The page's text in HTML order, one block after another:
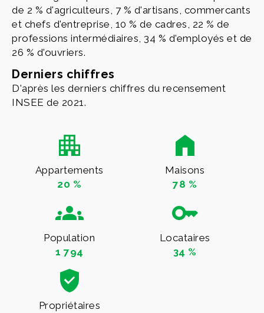
de 2 % d'agriculteurs, 7 % d'artisans, commercants
et chefs d'entreprise, 10 % de cadres, 22 % de
professions intermédiaires, 34 % d'employés et de
26 % d'ouvriers.
Derniers chiffres
D'après les derniers chiffres du recensement
INSEE de 2021.
Appartements
20 %
Maisons
78 %
Population
1 794
Locataires
34 %
Propriétaires